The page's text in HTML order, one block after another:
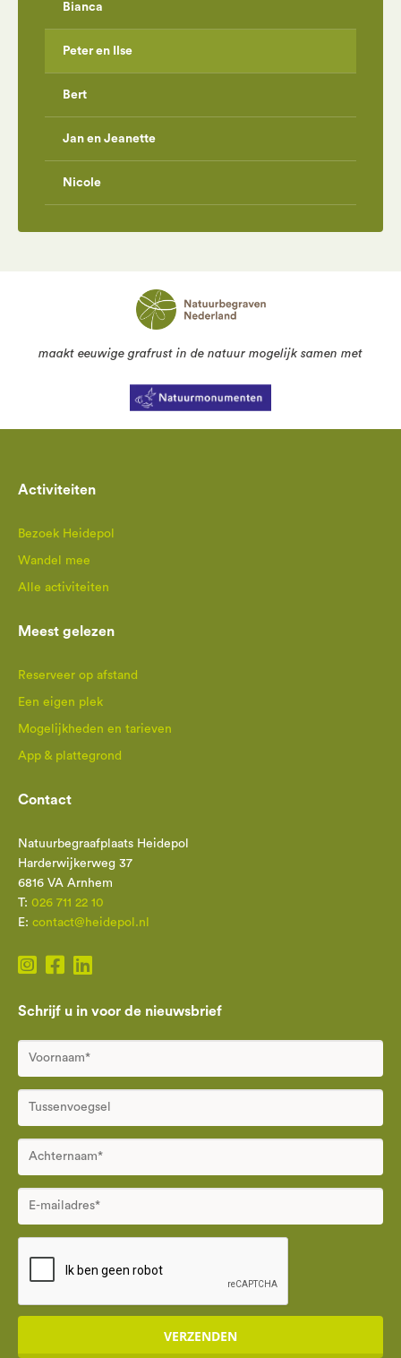
Bianca
Peter en Ilse
Bert
Jan en Jeanette
Nicole
maakt eeuwige grafrust in de natuur mogelijk samen met
Activiteiten
Bezoek Heidepol
Wandel mee
Alle activiteiten
Meest gelezen
Reserveer op afstand
Een eigen plek
Mogelijkheden en tarieven
App & plattegrond
Contact
Natuurbegraafplaats Heidepol
Harderwijkerweg 37
6816 VA Arnhem
T: 026 711 22 10
E: contact@heidepol.nl
Schrijf u in voor de nieuwsbrief
VERZENDEN